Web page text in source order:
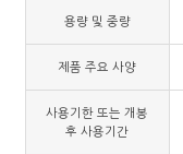
용량 및 중량
제품 주요 사양
사용기한 또는 개봉
후 사용기간